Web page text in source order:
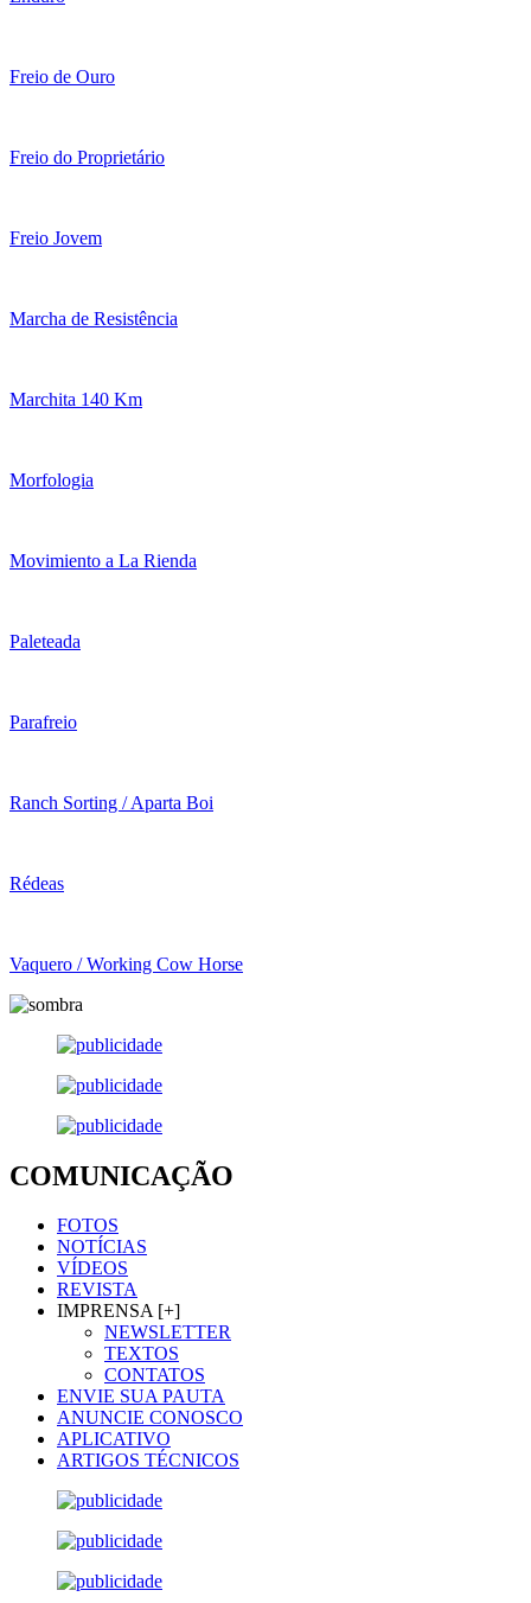
Freio de Ouro
Freio do Proprietário
Freio Jovem
Marcha de Resistência
Marchita 140 Km
Morfologia
Movimiento a La Rienda
Paleteada
Parafreio
Ranch Sorting / Aparta Boi
Rédeas
Vaquero / Working Cow Horse
COMUNICAÇÃO
FOTOS
NOTÍCIAS
VÍDEOS
REVISTA
IMPRENSA [+]
NEWSLETTER
TEXTOS
CONTATOS
ENVIE SUA PAUTA
ANUNCIE CONOSCO
APLICATIVO
ARTIGOS TÉCNICOS